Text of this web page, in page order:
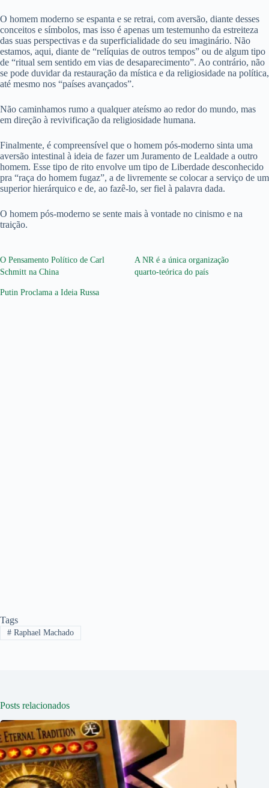
O homem moderno se espanta e se retrai, com aversão, diante desses
conceitos e símbolos, mas isso é apenas um testemunho da estreiteza
das suas perspectivas e da superficialidade do seu imaginário. Não
estamos, aqui, diante de “relíquias de outros tempos” ou de algum tipo
de “ritual sem sentido em vias de desaparecimento”. Ao contrário, não
se pode duvidar da restauração da mística e da religiosidade na política,
até mesmo nos “países avançados”.
Não caminhamos rumo a qualquer ateísmo ao redor do mundo, mas
em direção à revivificação da religiosidade humana.
Finalmente, é compreensível que o homem pós-moderno sinta uma
aversão intestinal à ideia de fazer um Juramento de Lealdade a outro
homem. Esse tipo de rito envolve um tipo de Liberdade desconhecido
pra “raça do homem fugaz”, a de livremente se colocar a serviço de um
superior hierárquico e de, ao fazê-lo, ser fiel à palavra dada.
O homem pós-moderno se sente mais à vontade no cinismo e na
traição.
O Pensamento Político de Carl
Schmitt na China
A NR é a única organização
quarto-teórica do país
Putin Proclama a Ideia Russa
Tags
#Raphael Machado
Posts relacionados